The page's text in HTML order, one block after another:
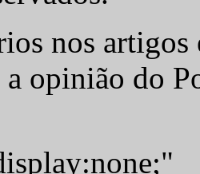
nos artigos
a opinião do